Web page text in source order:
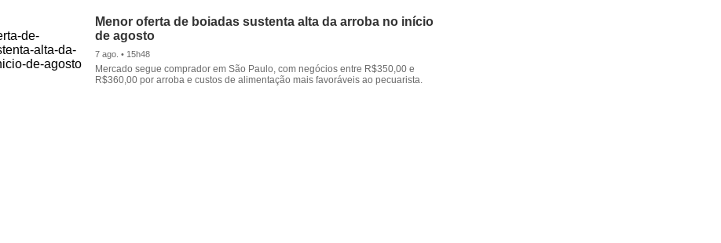
Menor oferta de boiadas sustenta alta da arroba no início
de agosto
7 ago. • 15h48
Mercado segue comprador em São Paulo, com negócios entre R$350,00 e
R$360,00 por arroba e custos de alimentação mais favoráveis ao pecuarista.